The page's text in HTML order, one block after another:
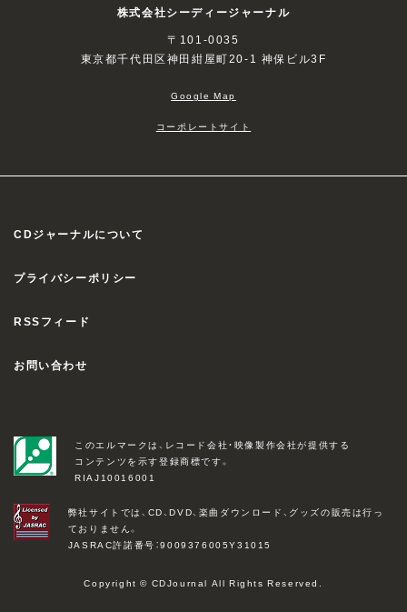
株式会社シーディージャーナル
〒101-0035
東京都千代田区神田紺屋町20-1 神保ビル3F
Google Map
コーポレートサイト
CDジャーナルについて
プライバシーポリシー
RSSフィード
お問い合わせ
このエルマークは、レコード会社・映像製作会社が提供する
コンテンツを示す登録商標です。
RIAJ10016001
弊社サイトでは、CD、DVD、楽曲ダウンロード、グッズの販売は行っ
ておりません。
JASRAC許諾番号：9009376005Y31015
Copyright © CDJournal All Rights Reserved.